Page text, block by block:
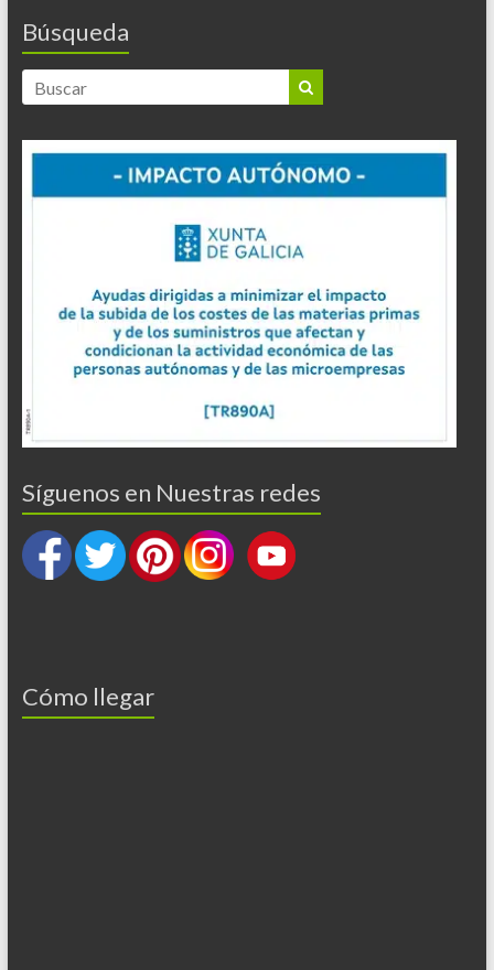
Búsqueda
Síguenos en Nuestras redes
Cómo llegar